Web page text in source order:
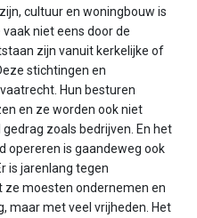
cultuur en woningbouw is
niet eens door de
zijn vanuit kerkelijke of
stichtingen en
Hun besturen
en ze worden ook niet
zoals bedrijven. En het
opereren is gaandeweg ook
is jarenlang tegen
moesten ondernemen en
maar met veel vrijheden. Het